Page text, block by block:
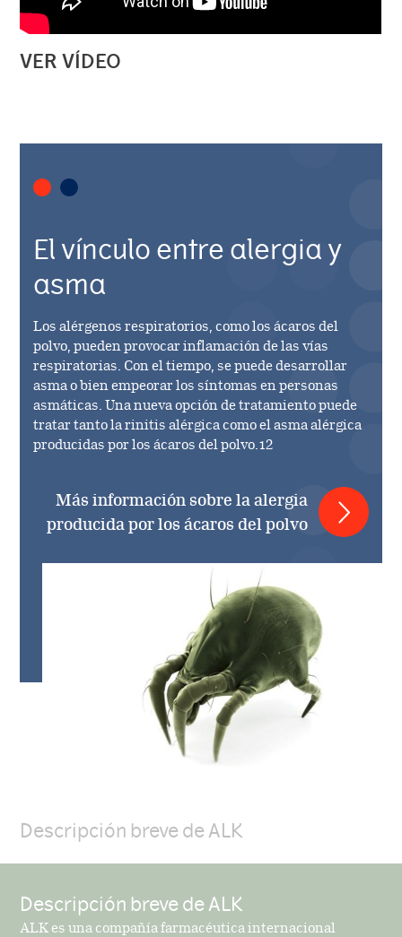
VER VÍDEO
El vínculo entre alergia y
asma
Los alérgenos respiratorios, como los ácaros del
polvo, pueden provocar inflamación de las vías
respiratorias. Con el tiempo, se puede desarrollar
asma o bien empeorar los síntomas en personas
asmáticas. Una nueva opción de tratamiento puede
tratar tanto la rinitis alérgica como el asma alérgica
producidas por los ácaros del polvo.12
Más información sobre la alergia
producida por los ácaros del polvo
Descripción breve de ALK
Descripción breve de ALK
ALK es una compañía farmacéutica internacional